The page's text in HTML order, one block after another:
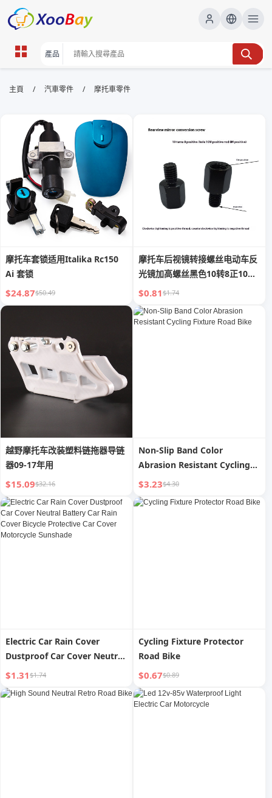
摩托車零件 | XOOBAY B2B/B2C
摩托車,零件,配件, wholesale 摩托車零件, XOOBAY
優質零件供應
主頁 / 汽車零件 / 摩托車零件
摩托车套锁适用Italika Rc150
Ai 套锁
$24.87$50.49
摩托车后视镜转接螺丝电动车反
光镜加高螺丝黑色10转8正10转
10正
$0.81$1.74
越野摩托车改装塑料链拖器导链
器09-17年用
$15.09$32.16
Non-Slip Band Color
Abrasion Resistant Cycling
Fixture Road Bike
$3.23$4.30
Electric Car Rain Cover
Dustproof Car Cover Neutral
Battery Car Rain Cover
Bicycle Protective Car Cover
Motorcycle Sunshade
$1.31$1.74
Cycling Fixture Protector
Road Bike
$0.67$0.89